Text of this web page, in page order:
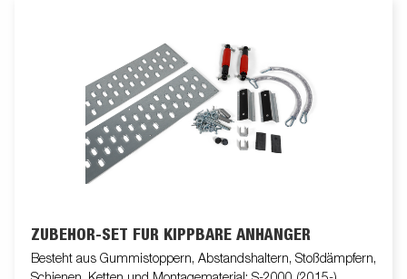
ZUBEHÖR-SET FÜR KIPPBARE ANHÄNGER
Besteht aus Gummistoppern, Abstandshaltern, Stoßdämpfern,